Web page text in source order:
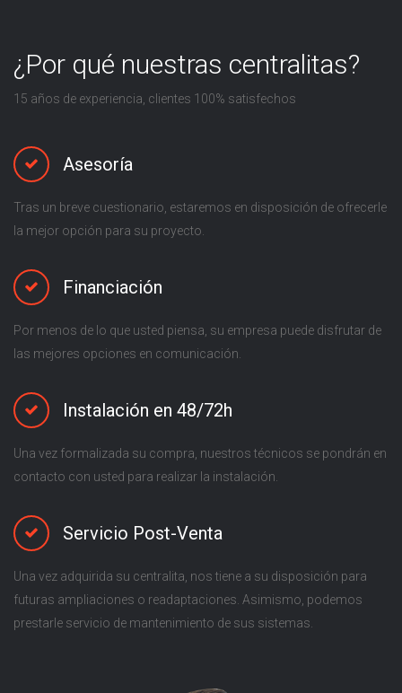
¿Por qué nuestras centralitas?
15 años de experiencia, clientes 100% satisfechos
Asesoría
Tras un breve cuestionario, estaremos en disposición de ofrecerle
la mejor opción para su proyecto.
Financiación
Por menos de lo que usted piensa, su empresa puede disfrutar de
las mejores opciones en comunicación.
Instalación en 48/72h
Una vez formalizada su compra, nuestros técnicos se pondrán en
contacto con usted para realizar la instalación.
Servicio Post-Venta
Una vez adquirida su centralita, nos tiene a su disposición para
futuras ampliaciones o readaptaciones. Asimismo, podemos
prestarle servicio de mantenimiento de sus sistemas.